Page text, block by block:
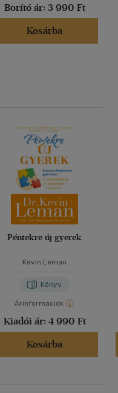
Borító ár: 3 990 Ft
Kosárba
Péntekre új gyerek
Kevin Leman
Könyv
Árinformációk
Kiadói ár: 4 990 Ft
Kosárba